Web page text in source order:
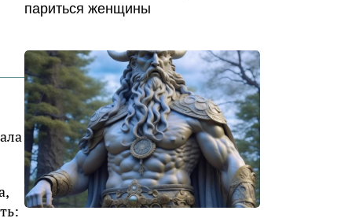
париться женщины